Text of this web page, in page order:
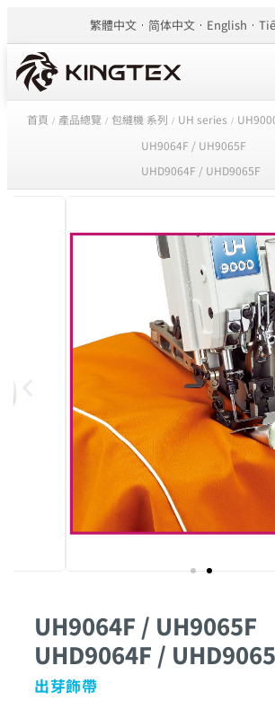
繁體中文 简体中文 English
首頁 / 產品總覽 / 包縫機 系列 / UH series /
UH9064F / UH9065F
UHD9064F / UHD9065F
UH9064F / UH9065F
UHD9064F /
出芽飾帶